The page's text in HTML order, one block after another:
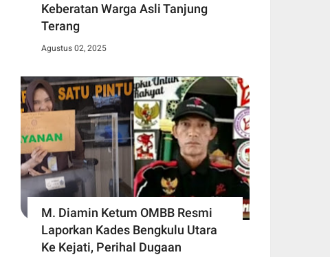
Keberatan Warga Asli Tanjung
Terang
Agustus 02, 2025
M. Diamin Ketum OMBB Resmi
Laporkan Kades Bengkulu Utara
Ke Kejati, Perihal Dugaan